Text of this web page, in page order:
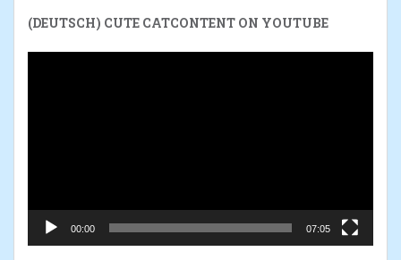
(DEUTSCH) CUTE CATCONTENT ON YOUTUBE
00:00 07:05